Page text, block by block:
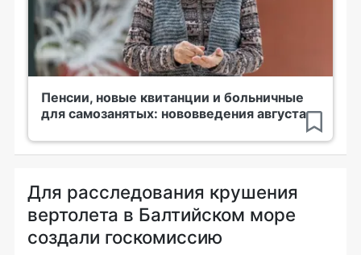
Пенсии, новые квитанции и больничные
для самозанятых: нововведения августа
Для расследования крушения
вертолета в Балтийском море
создали госкомиссию